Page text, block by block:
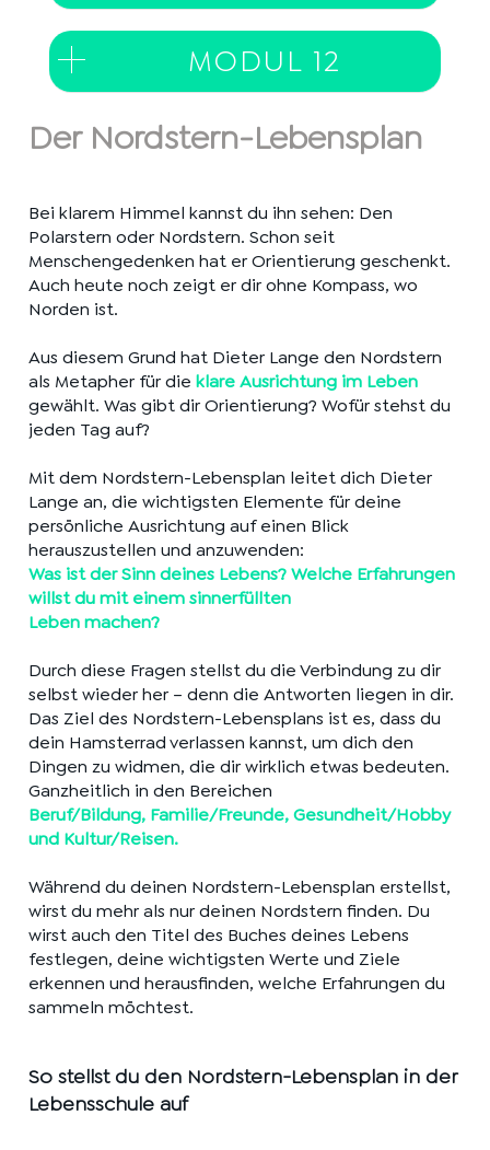
MODUL 12
Der Nordstern-Lebensplan
Bei klarem Himmel kannst du ihn sehen: Den
Polarstern oder Nordstern. Schon seit
Menschengedenken hat er Orientierung geschenkt.
Auch heute noch zeigt er dir ohne Kompass, wo
Norden ist.
Aus diesem Grund hat Dieter Lange den Nordstern
als Metapher für die klare Ausrichtung im Leben
gewählt. Was gibt dir Orientierung? Wofür stehst du
jeden Tag auf?
Mit dem Nordstern-Lebensplan leitet dich Dieter
Lange an, die wichtigsten Elemente für deine
persönliche Ausrichtung auf einen Blick
herauszustellen und anzuwenden:
Was ist der Sinn deines Lebens? Welche Erfahrungen
willst du mit einem sinnerfüllten
Leben machen?
Durch diese Fragen stellst du die Verbindung zu dir
selbst wieder her – denn die Antworten liegen in dir.
Das Ziel des Nordstern-Lebensplans ist es, dass du
dein Hamsterrad verlassen kannst, um dich den
Dingen zu widmen, die dir wirklich etwas bedeuten.
Ganzheitlich in den Bereichen
Beruf/Bildung, Familie/Freunde, Gesundheit/Hobby
und Kultur/Reisen.
Während du deinen Nordstern-Lebensplan erstellst,
wirst du mehr als nur deinen Nordstern finden. Du
wirst auch den Titel des Buches deines Lebens
festlegen, deine wichtigsten Werte und Ziele
erkennen und herausfinden, welche Erfahrungen du
sammeln möchtest.
So stellst du den Nordstern-Lebensplan in der
Lebensschule auf